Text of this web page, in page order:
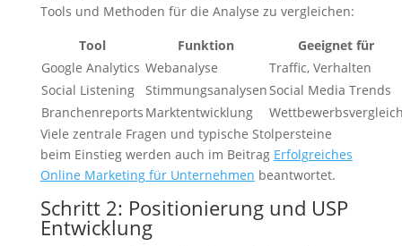
Tools und Methoden für die Analyse zu vergleichen:
Tool
Funktion
Geeignet für
Google Analytics Webanalyse
Traffic, Verhalten
Social Listening
Stimmungsanalysen Social Media Trends
Branchenreports Marktentwicklung
Viele zentrale Fragen und typische Stolpersteine
beim Einstieg werden auch im Beitrag Erfolgreiches
Online Marketing für Unternehmen beantwortet.
Schritt 2: Positionierung und USP
Entwicklung